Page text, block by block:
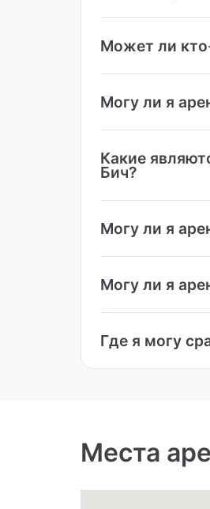
Может ли
Могу ли я
Какие
Бич?
Могу ли я
Могу ли я
Где я могу
Места